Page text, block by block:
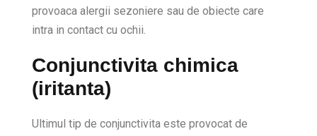
provoaca alergii sezoniere sau de obiecte care
intra in contact cu ochii.
Conjunctivita chimica
(iritanta)
Ultimul tip de conjunctivita este provocat de